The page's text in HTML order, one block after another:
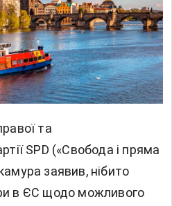
та
SPD («Свобода і пряма
заявив, нібито
в ЄС щодо можливого